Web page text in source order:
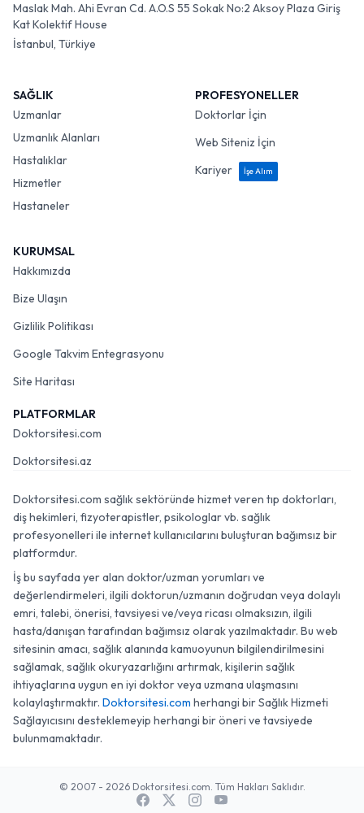
Maslak Mah. Ahi Evran Cd. A.O.S 55 Sokak No:2 Aksoy Plaza Giriş
Kat Kolektif House
İstanbul, Türkiye
SAĞLIK
Uzmanlar
Uzmanlık Alanları
Hastalıklar
Hizmetler
Hastaneler
PROFESYONELLER
Doktorlar İçin
Web Siteniz İçin
Kariyer
İşe Alım
KURUMSAL
Hakkımızda
Bize Ulaşın
Gizlilik Politikası
Google Takvim Entegrasyonu
Site Haritası
PLATFORMLAR
Doktorsitesi.com
Doktorsitesi.az
Doktorsitesi.com sağlık sektöründe hizmet veren tıp doktorları,
diş hekimleri, fizyoterapistler, psikologlar vb. sağlık
profesyonelleri ile internet kullanıcılarını buluşturan bağımsız bir
platformdur.
İş bu sayfada yer alan doktor/uzman yorumları ve
değerlendirmeleri, ilgili doktorun/uzmanın doğrudan veya dolaylı
emri, talebi, önerisi, tavsiyesi ve/veya ricası olmaksızın, ilgili
hasta/danışan tarafından bağımsız olarak yazılmaktadır. Bu web
sitesinin amacı, sağlık alanında kamuoyunun bilgilendirilmesini
sağlamak, sağlık okuryazarlığını artırmak, kişilerin sağlık
ihtiyaçlarına uygun en iyi doktor veya uzmana ulaşmasını
kolaylaştırmaktır. Doktorsitesi.com herhangi bir Sağlık Hizmeti
Sağlayıcısını desteklemeyip herhangi bir öneri ve tavsiyede
bulunmamaktadır.
© 2007 - 2026 Doktorsitesi.com. Tüm Hakları Saklıdır.